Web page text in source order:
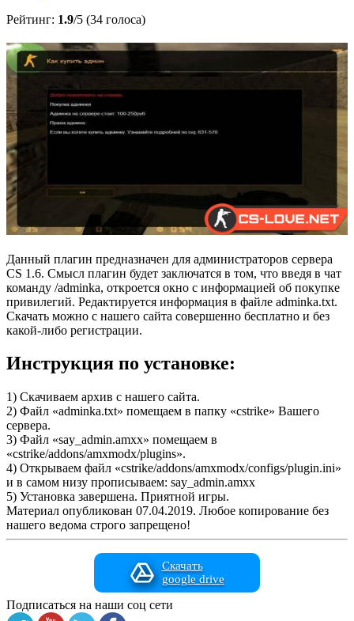
Рейтинг: 1.9/5 (34 голоса)
Данный плагин предназначен для администраторов сервера
CS 1.6. Смысл плагин будет заключатся в том, что введя в чат
команду /adminka, откроется окно с информацией об покупке
привилегий. Редактируется информация в файле adminka.txt.
Скачать можно с нашего сайта совершенно бесплатно и без
какой-либо регистрации.
Инструкция по установке:
1) Скачиваем архив с нашего сайта.
2) Файл «adminka.txt» помещаем в папку «cstrike» Вашего
сервера.
3) Файл «say_admin.amxx» помещаем в
«cstrike/addons/amxmodx/plugins».
4) Открываем файл «cstrike/addons/amxmodx/configs/plugin.ini»
и в самом низу прописываем: say_admin.amxx
5) Установка завершена. Приятной игры.
Материал опубликован 07.04.2019. Любое копирование без
нашего ведома строго запрещено!
Скачать
google drive
Подписаться на наши соц сети